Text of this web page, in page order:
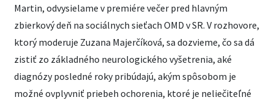
Martin, odvysielame v premiére večer pred hlavným
zbierkový deň na sociálnych sieťach OMD v SR. V rozhovore,
ktorý moderuje Zuzana Majerčíková, sa dozvieme, čo sa dá
zistiť zo základného neurologického vyšetrenia, aké
diagnózy posledné roky pribúdajú, akým spôsobom je
možné ovplyvniť priebeh ochorenia, ktoré je neliečiteľné